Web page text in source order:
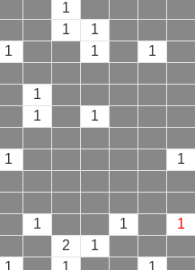
1
1 1
1 1 1
1
1 1
1 1
1 1 1
2 1
1 1 1